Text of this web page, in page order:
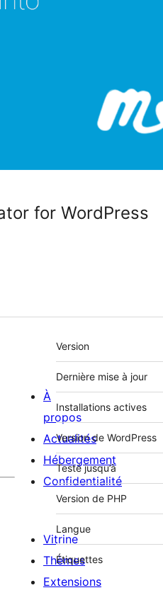
for WordPress
Méta
Version
Dernière mise à jour
Installations actives
Version de WordPress
Testé jusqu’à
Version de PHP
Langue
Étiquettes
À
propos
Actualités
Hébergement
Confidentialité
Vitrine
Thèmes
Extensions